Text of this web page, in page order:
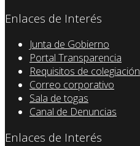
Enlaces de Interés
Junta de Gobierno
Portal Transparencia
Requisitos de colegiación
Correo corporativo
Sala de togas
Canal de Denuncias
Enlaces de Interés